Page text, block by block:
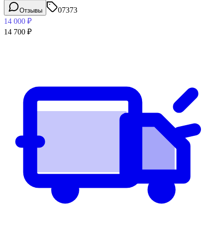
Отзывы
07373
14 000 ₽
14 700 ₽